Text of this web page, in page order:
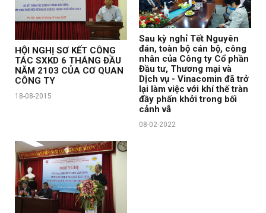
HỘI NGHỊ SƠ KẾT CÔNG
TÁC SXKD 6 THÁNG ĐẦU
NĂM 2103 CỦA CƠ QUAN
CÔNG TY
18-08-2015
Sau kỳ nghỉ Tết Nguyên
đán, toàn bộ cán bộ, công
nhân của Công ty Cổ phần
Đầu tư, Thương mại và
Dịch vụ - Vinacomin đã trở
lại làm việc với khí thế tràn
đầy phấn khởi trong bối
cảnh vẫ
08-02-2022